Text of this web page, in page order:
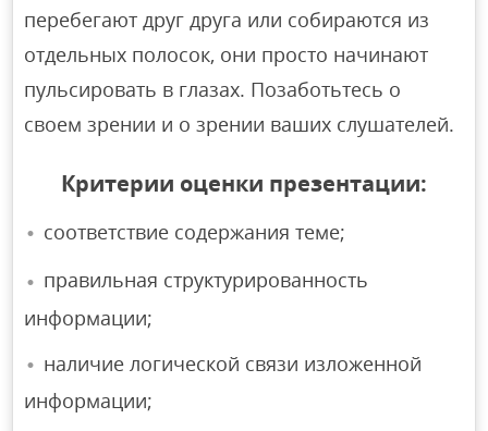
перебегают друг друга или собираются из
отдельных полосок, они просто начинают
пульсировать в глазах. Позаботьтесь о
своем зрении и о зрении ваших слушателей.
Критерии оценки презентации:
соответствие содержания теме;
правильная структурированность
информации;
наличие логической связи изложенной
информации;